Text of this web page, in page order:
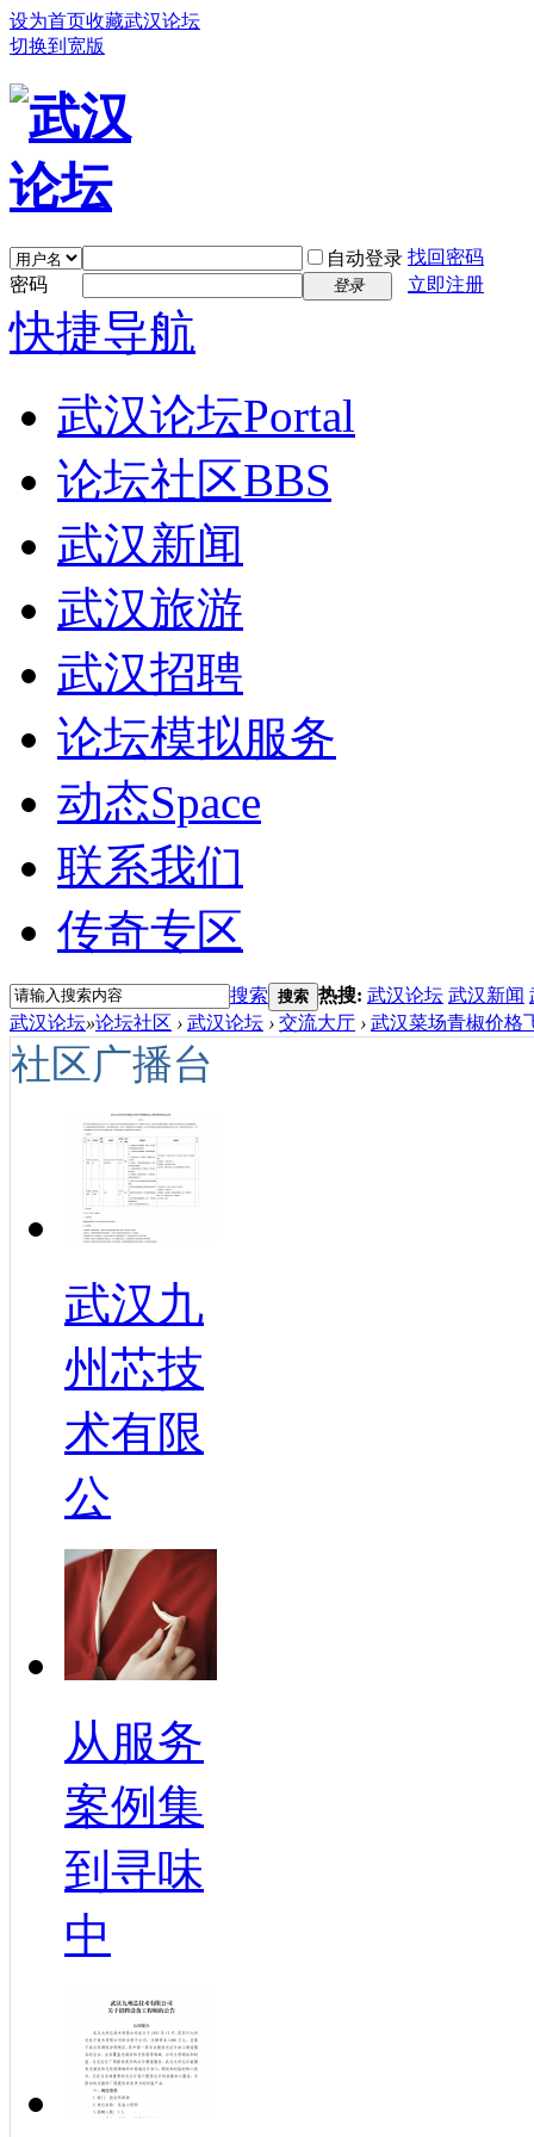
设为首页收藏武汉论坛
切换到宽版
自动登录 找回密码
密码
登录 立即注册
快捷导航
武汉论坛Portal
论坛社区BBS
武汉新闻
武汉旅游
武汉招聘
论坛模拟服务
动态Space
联系我们
传奇专区
搜索 搜索 热搜: 武汉论坛 武汉新闻
武汉论坛»论坛社区 › 武汉论坛 › 交流大厅 › 武汉菜场青椒价格
社区广播台
武汉九
州芯技
术有限
公
从服务
案例集
到寻味
中